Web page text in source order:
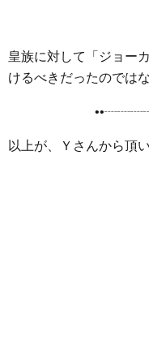
皇族に対して「ジョー
けるべきだったのでは
以上が、Ｙさんから頂